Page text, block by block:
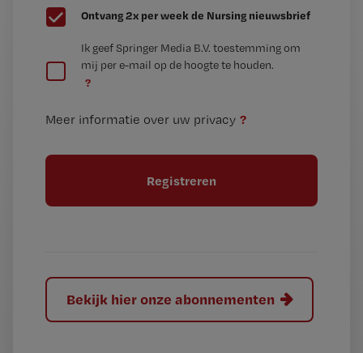
G
e
t
Ontvang 2x per week de Nursing nieuwsbrief
e
t
l
Ik geef Springer Media B.V. toestemming om
mij per e-mail op de hoogte te houden.
?
Meer informatie over uw privacy ?
Bekijk hier onze abonnementen